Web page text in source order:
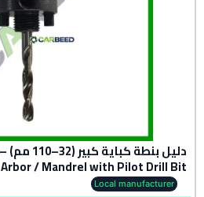
Arbor / Mandrel with Pilot Drill Bit
Local manufacturer